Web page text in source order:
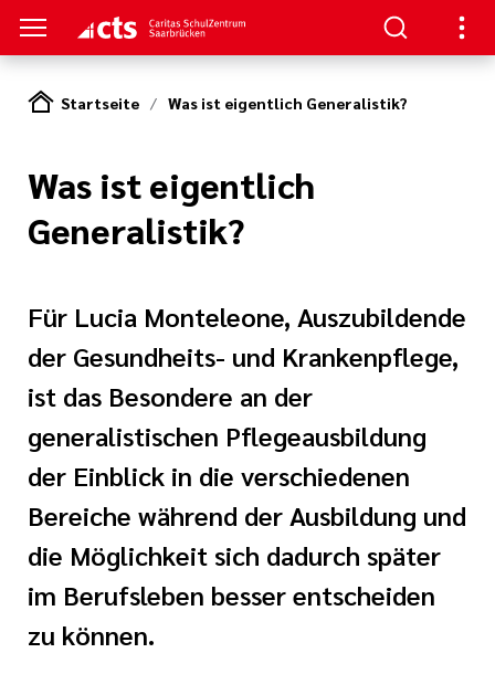
Beatmung
Palliativ
Intensiv- und
Startseite Was ist eigentlich Generalistik?
Was ist eigentlich
Generalistik?
Für Lucia Monteleone, Auszubildende
der Gesundheits- und Krankenpflege,
ist das Besondere an der
generalistischen Pflegeausbildung
der Einblick in die verschiedenen
Bereiche während der Ausbildung und
die Möglichkeit sich dadurch später
im Berufsleben besser entscheiden
zu können.